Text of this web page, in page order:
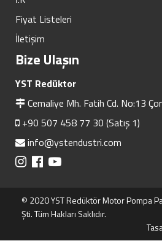
Fiyat Listeleri
İletişim
Bize Ulaşın
YST Redüktor
Cemaliye Mh. Fatih Cd. No:13
+90 507 458 77 30 (Satış 1)
info@ystendustri.com
© 2020 YST Redüktör Motor Pompa
Şti. Tüm Hakları Saklıdır.